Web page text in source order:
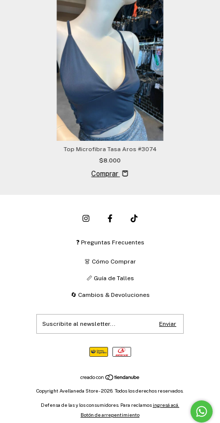
Top Microfibra Tasa Aros #3074
$8.000
Comprar
❓ Preguntas Frecuentes
👗 Cómo Comprar
📏 Guía de Talles
🔄 Cambios & Devoluciones
Copyright Avellaneda Store - 2026. Todos los derechos reservados.
Defensa de las y los consumidores. Para reclamos ingresá acá.
Botón de arrepentimiento